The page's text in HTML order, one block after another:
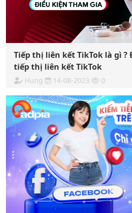
Tiếp thị liên kết TikTok là gì ?
tiếp thị liên kết TikTok
Hung 14-08-2023 0